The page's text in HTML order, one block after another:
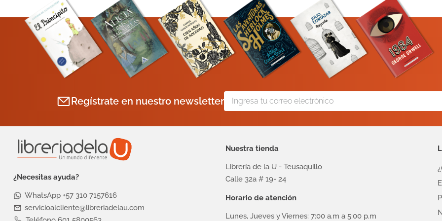
Regístrate en nuestro newsletter
¿Necesitas ayuda?
WhatsApp +57 310 7157616
servicioalcliente@libreriadelau.com
Nuestra tienda
Librería de la U - Teusaquillo
Calle 32a # 19- 24
Horario de atención
Lunes, Jueves y Viernes: 7:00 a.m a 5:00 p.m